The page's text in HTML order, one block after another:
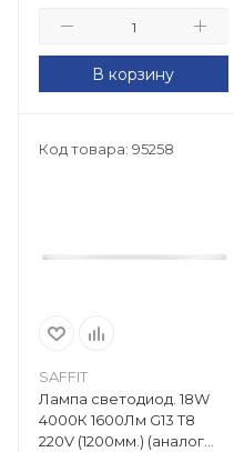
В корзину
Код товара: 95258
SAFFIT
Лампа светодиод. 18W
4000К 1600Лм G13 T8
220V (1200мм.) (аналог